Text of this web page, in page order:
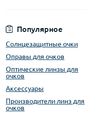
Популярное
Солнцезащитные очки
Оправы для очков
Оптические линзы для
очков
Аксессуары
Производители линз для
очков